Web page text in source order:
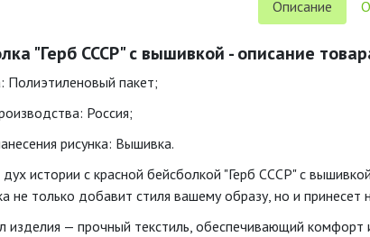
Описание
"Герб СССР" с вышивкой - описание
Полиэтиленовый пакет;
Россия;
рисунка: Вышивка.
истории с красной бейсболкой "Герб СССР" с
не только добавит стиля вашему образу, но и принесет
изделия — прочный текстиль, обеспечивающий